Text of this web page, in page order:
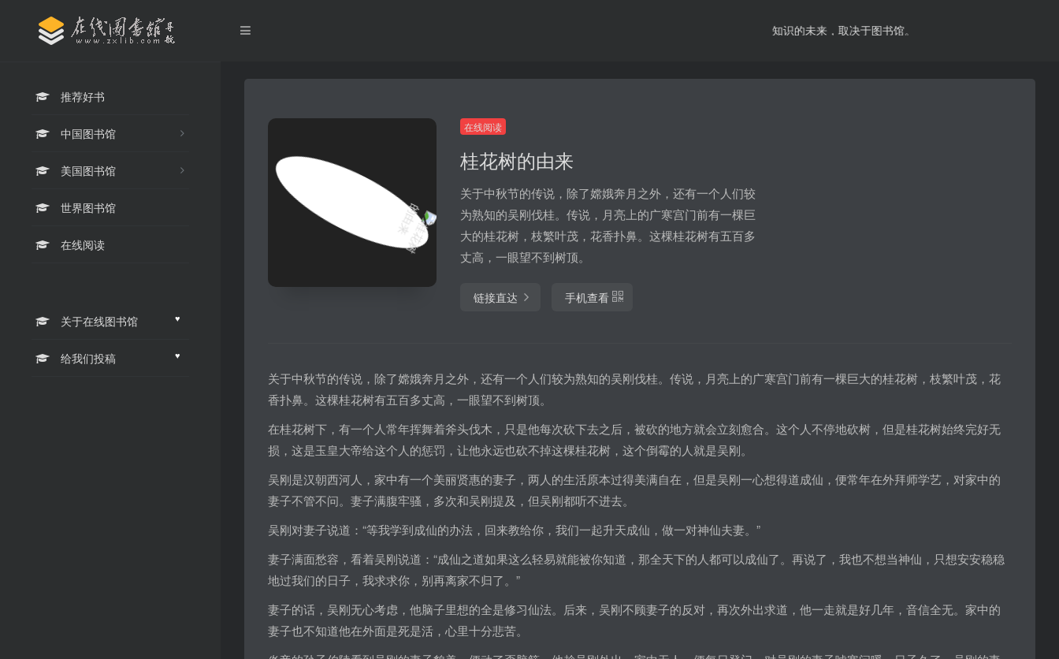
推荐好书
中国图书馆
美国图书馆
世界图书馆
在线阅读
关于在线图书馆 ♥
给我们投稿 ♥
知识的未来，取决于图书馆。
在线阅读
桂花树的由来
关于中秋节的传说，除了嫦娥奔月之外，还有一个人们较
为熟知的吴刚伐桂。传说，月亮上的广寒宫门前有一棵巨
大的桂花树，枝繁叶茂，花香扑鼻。这棵桂花树有五百多
丈高，一眼望不到树顶。
链接直达 手机查看
关于中秋节的传说，除了嫦娥奔月之外，还有一个人们较为熟知的吴刚伐桂。传说，月亮上的广寒宫门前有一棵巨大的桂花树，枝繁叶茂，花
香扑鼻。这棵桂花树有五百多丈高，一眼望不到树顶。
在桂花树下，有一个人常年挥舞着斧头伐木，只是他每次砍下去之后，被砍的地方就会立刻愈合。这个人不停地砍树，但是桂花树始终完好无
损，这是玉皇大帝给这个人的惩罚，让他永远也砍不掉这棵桂花树，这个倒霉的人就是吴刚。
吴刚是汉朝西河人，家中有一个美丽贤惠的妻子，两人的生活原本过得美满自在，但是吴刚一心想得道成仙，便常年在外拜师学艺，对家中的
妻子不管不问。妻子满腹牢骚，多次和吴刚提及，但吴刚都听不进去。
吴刚对妻子说道：“等我学到成仙的办法，回来教给你，我们一起升天成仙，做一对神仙夫妻。”
妻子满面愁容，看着吴刚说道：“成仙之道如果这么轻易就能被你知道，那全天下的人都可以成仙了。再说了，我也不想当神仙，只想安安稳稳
地过我们的日子，我求求你，别再离家不归了。”
妻子的话，吴刚无心考虑，他脑子里想的全是修习仙法。后来，吴刚不顾妻子的反对，再次外出求道，他一走就是好几年，音信全无。家中的
妻子也不知道他在外面是死是活，心里十分悲苦。